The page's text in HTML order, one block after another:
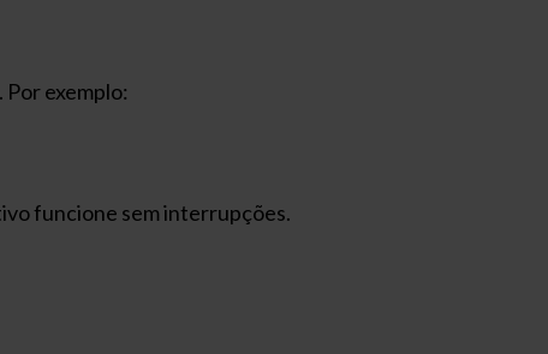
exemplo:
funcione sem interrupções.